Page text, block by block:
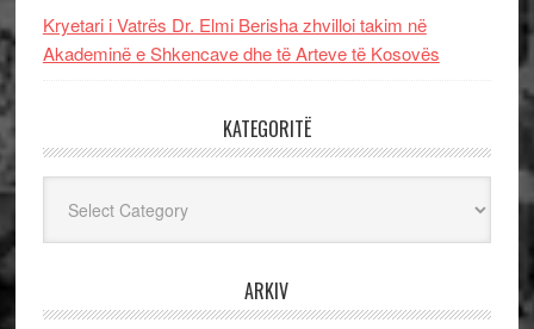
Kryetari i Vatrës Dr. Elmi Berisha zhvilloi takim në
Akademinë e Shkencave dhe të Arteve të Kosovës
KATEGORITË
ARKIV